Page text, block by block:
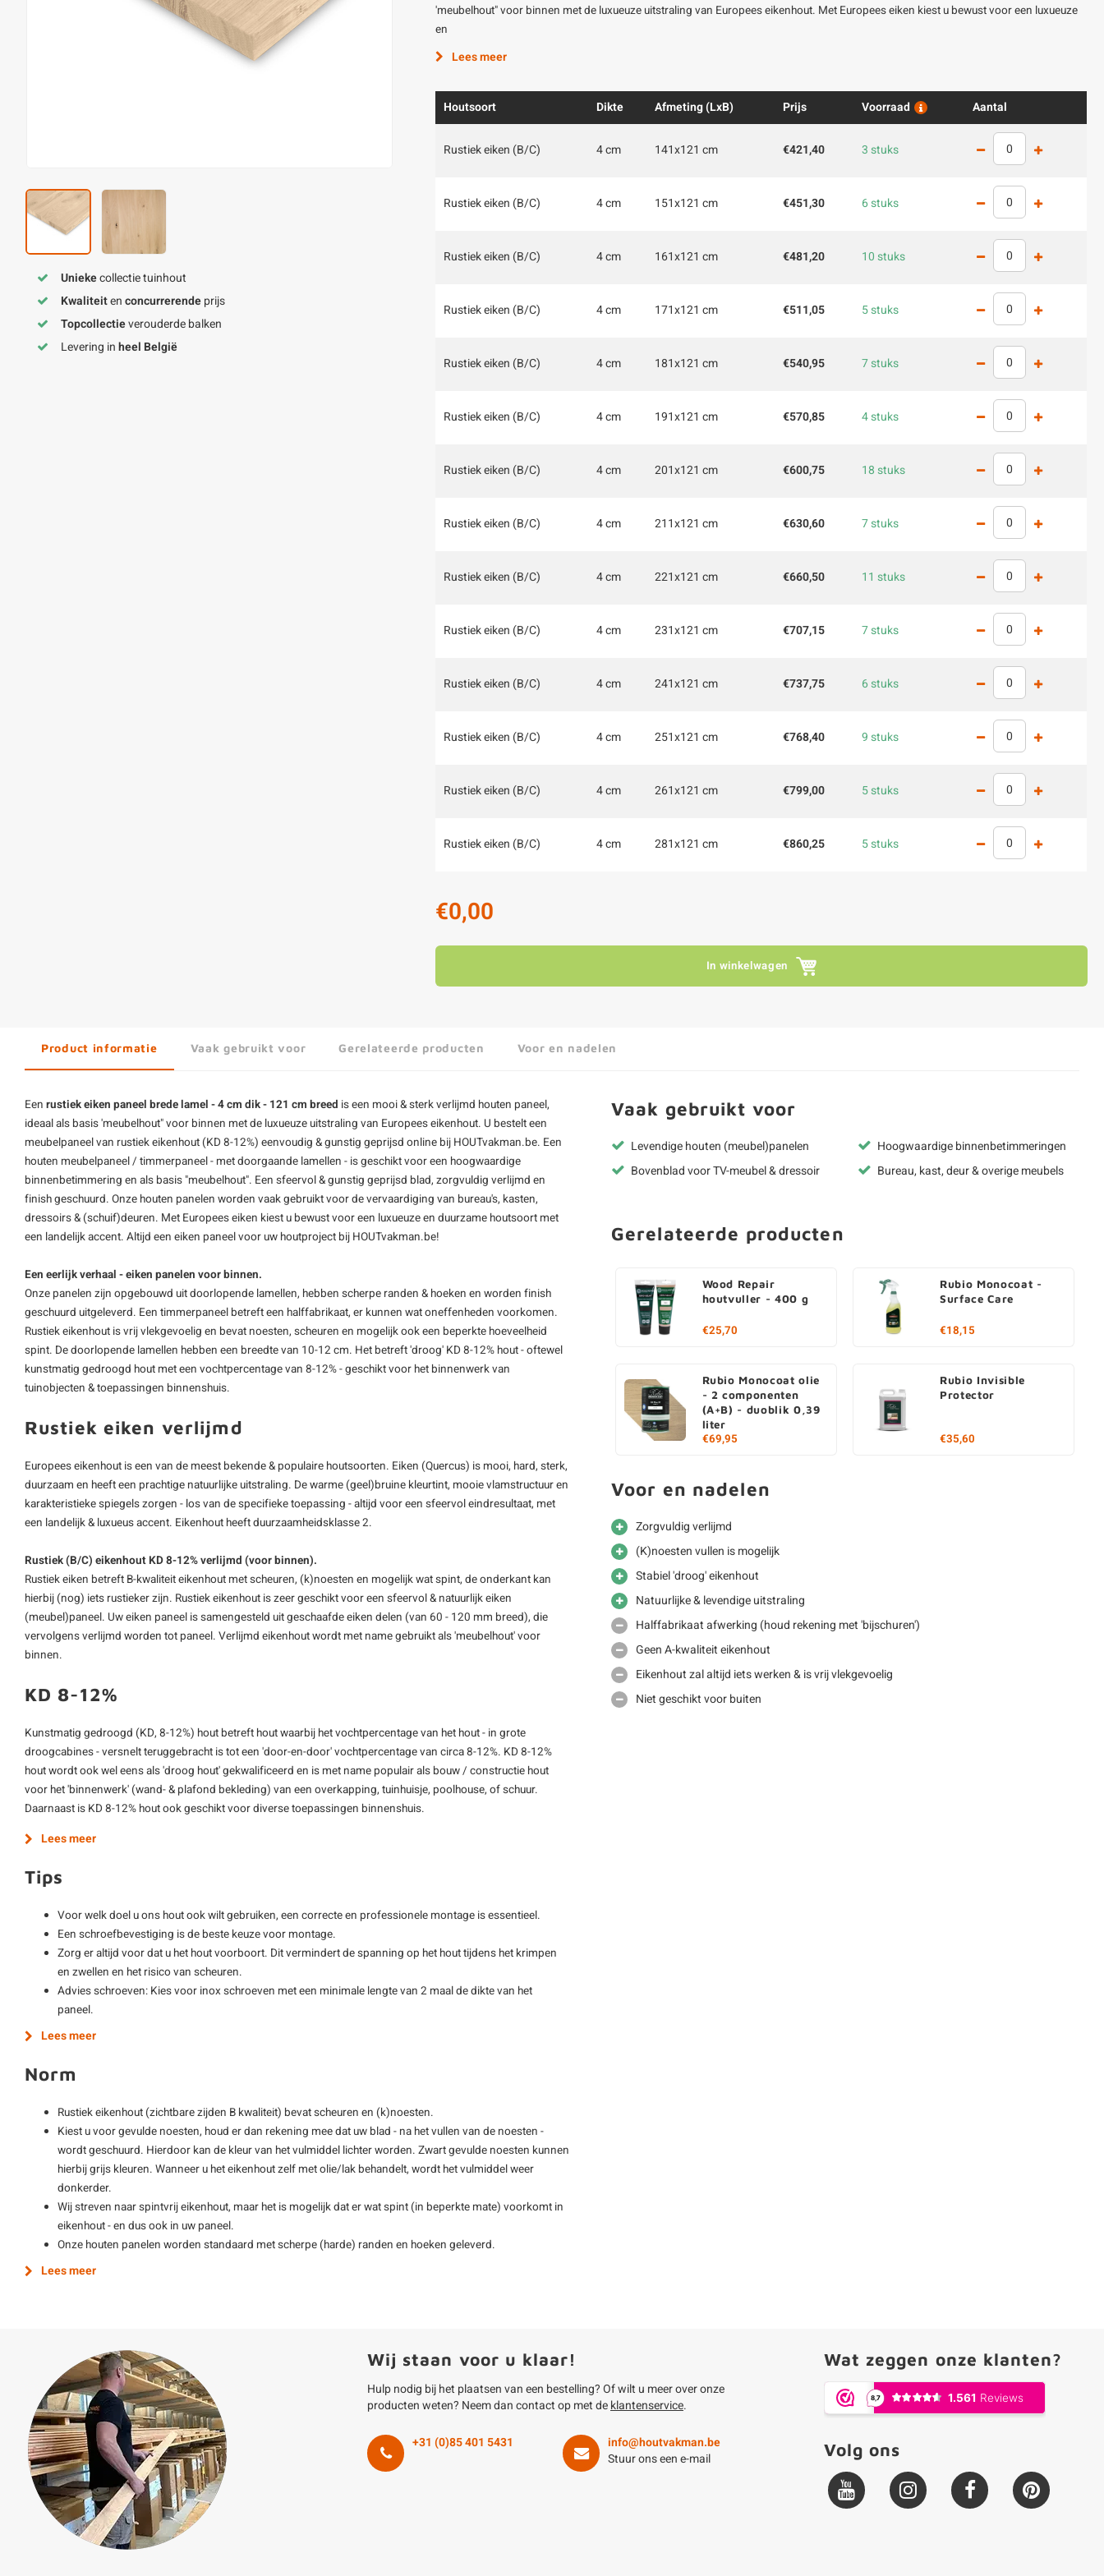
Uniekecollectie tuinhout
Kwaliteitenconcurrerendeprijs
Topcollectieverouderde balken
Levering inheel België
'meubelhout" voor binnen met de luxueuze uitstraling van Europees eikenhout. Met Europees eiken kiest u bewust voor een luxueuze
en
Lees meer
Houtsoort Dikte Afmeting (LxB) Prijs Voorraad Aantal
Rustiek eiken (B/C) 4 cm 141x121 cm €421,40 3 stuks
Rustiek eiken (B/C) 4 cm 151x121 cm €451,30 6 stuks
Rustiek eiken (B/C) 4 cm 161x121 cm €481,20 10 stuks
Rustiek eiken (B/C) 4 cm 171x121 cm €511,05 5 stuks
Rustiek eiken (B/C) 4 cm 181x121 cm €540,95 7 stuks
Rustiek eiken (B/C) 4 cm 191x121 cm €570,85 4 stuks
Rustiek eiken (B/C) 4 cm 201x121 cm €600,75 18 stuks
Rustiek eiken (B/C) 4 cm 211x121 cm €630,60 7 stuks
Rustiek eiken (B/C) 4 cm 221x121 cm €660,50 11 stuks
Rustiek eiken (B/C) 4 cm 231x121 cm €707,15 7 stuks
Rustiek eiken (B/C) 4 cm 241x121 cm €737,75 6 stuks
Rustiek eiken (B/C) 4 cm 251x121 cm €768,40 9 stuks
Rustiek eiken (B/C) 4 cm 261x121 cm €799,00 5 stuks
Rustiek eiken (B/C) 4 cm 281x121 cm €860,25 5 stuks
€0,00
In winkelwagen
Product informatie Vaak gebruikt voor Gerelateerde producten Voor en nadelen
Een rustiek eiken paneel brede lamel - 4 cm dik - 121 cm breed is een mooi & sterk verlijmd houten paneel,
ideaal als basis 'meubelhout" voor binnen met de luxueuze uitstraling van Europees eikenhout. U bestelt een
meubelpaneel van rustiek eikenhout (KD 8-12%) eenvoudig & gunstig geprijsd online bij HOUTvakman.be. Een
houten meubelpaneel / timmerpaneel - met doorgaande lamellen - is geschikt voor een hoogwaardige
binnenbetimmering en als basis "meubelhout". Een sfeervol & gunstig geprijsd blad, zorgvuldig verlijmd en
finish geschuurd. Onze houten panelen worden vaak gebruikt voor de vervaardiging van bureau's, kasten,
dressoirs & (schuif)deuren. Met Europees eiken kiest u bewust voor een luxueuze en duurzame houtsoort met
een landelijk accent. Altijd een eiken paneelvoor uw houtproject bij HOUTvakman.be!
Een eerlijk verhaal - eiken panelen voor binnen.
Onze panelen zijn opgebouwd uit doorlopende lamellen, hebben scherpe randen & hoeken en worden finish
geschuurd uitgeleverd. Een timmerpaneel betreft een halffabrikaat, er kunnen wat oneffenheden voorkomen.
Rustiek eikenhout is vrij vlekgevoelig en bevat noesten, scheuren en mogelijk ook een beperkte hoeveelheid
spint. De doorlopende lamellen hebben een breedte van 10-12 cm. Het betreft 'droog' KD 8-12% hout - oftewel
kunstmatig gedroogd hout met een vochtpercentage van 8-12% - geschikt voor het binnenwerk van
tuinobjecten & toepassingen binnenshuis.
Rustiek eiken verlijmd
Europees eikenhout is een van de meest bekende & populaire houtsoorten. Eiken (Quercus) is mooi, hard, sterk,
duurzaam en heeft een prachtige natuurlijke uitstraling. De warme (geel)bruine kleurtint, mooie vlamstructuur en
karakteristieke spiegels zorgen - los van de specifieke toepassing - altijd voor een sfeervol eindresultaat, met
een landelijk & luxueus accent. Eikenhout heeft duurzaamheidsklasse 2.
Rustiek (B/C) eikenhout KD 8-12% verlijmd (voor binnen).
Rustiek eiken betreft B-kwaliteit eikenhout met scheuren, (k)noesten en mogelijk wat spint, de onderkant kan
hierbij (nog) iets rustieker zijn. Rustiek eikenhout is zeer geschikt voor een sfeervol & natuurlijk eiken
(meubel)paneel. Uw eiken paneel is samengesteld uit geschaafde eiken delen (van 60 - 120 mm breed), die
vervolgens verlijmd worden tot paneel. Verlijmd eikenhout wordt met name gebruikt als 'meubelhout' voor
binnen.
KD 8-12%
Kunstmatig gedroogd (KD, 8-12%) hout betreft hout waarbij het vochtpercentage van het hout - in grote
droogcabines - versnelt teruggebracht is tot een 'door-en-door' vochtpercentage van circa 8-12%. KD 8-12%
hout wordt ook wel eens als 'droog hout' gekwalificeerd en is met name populair als bouw / constructie hout
voor het 'binnenwerk' (wand- & plafond bekleding) van een overkapping, tuinhuisje, poolhouse, of schuur.
Daarnaast is KD 8-12% hout ook geschikt voor diverse toepassingen binnenshuis.
Lees meer
Tips
Voor welk doel u ons hout ook wilt gebruiken, een correcte en professionele montage is essentieel.
Een schroefbevestiging is de beste keuze voor montage.
Zorg er altijd voor dat u het hout voorboort. Dit vermindert de spanning op het hout tijdens het krimpen
en zwellen en het risico van scheuren.
Advies schroeven: Kies voor inox schroeven met een minimale lengte van 2 maal de dikte van het
paneel.
Lees meer
Norm
Rustiek eikenhout (zichtbare zijden B kwaliteit) bevat scheuren en (k)noesten.
Kiest u voor gevulde noesten, houd er dan rekening mee dat uw blad - na het vullen van de noesten -
wordt geschuurd. Hierdoor kan de kleur van het vulmiddel lichter worden. Zwart gevulde noesten kunnen
hierbij grijs kleuren. Wanneer u het eikenhout zelf met olie/lak behandelt, wordt het vulmiddel weer
donkerder.
Wij streven naar spintvrij eikenhout, maar het is mogelijk dat er wat spint (in beperkte mate) voorkomt in
eikenhout - en dus ook in uw paneel.
Onze houten panelen worden standaard met scherpe (harde) randen en hoeken geleverd.
Lees meer
Vaak gebruikt voor
Levendige houten (meubel)panelen
Bovenblad voor TV-meubel & dressoir
Hoogwaardige binnenbetimmeringen
Bureau, kast, deur & overige meubels
Gerelateerde producten
Wood Repair
houtvuller - 400 g
€25,70
Rubio Monocoat -
Surface Care
€18,15
Rubio Monocoat olie
- 2 componenten
(A+B) - duoblik 0,39
liter
€69,95
Rubio Invisible
Protector
€35,60
Voor en nadelen
Zorgvuldig verlijmd
(K)noesten vullen is mogelijk
Stabiel 'droog' eikenhout
Natuurlijke & levendige uitstraling
Halffabrikaat afwerking (houd rekening met 'bijschuren')
Geen A-kwaliteit eikenhout
Eikenhout zal altijd iets werken & is vrij vlekgevoelig
Niet geschikt voor buiten
Wij staan voor u klaar!
Hulp nodig bij het plaatsen van een bestelling? Of wilt u meer over onze
producten weten? Neem dan contact op met deklantenservice.
+31 (0)85 401 5431
info@houtvakman.be
Stuur ons een e-mail
Wat zeggen onze klanten?
Volg ons